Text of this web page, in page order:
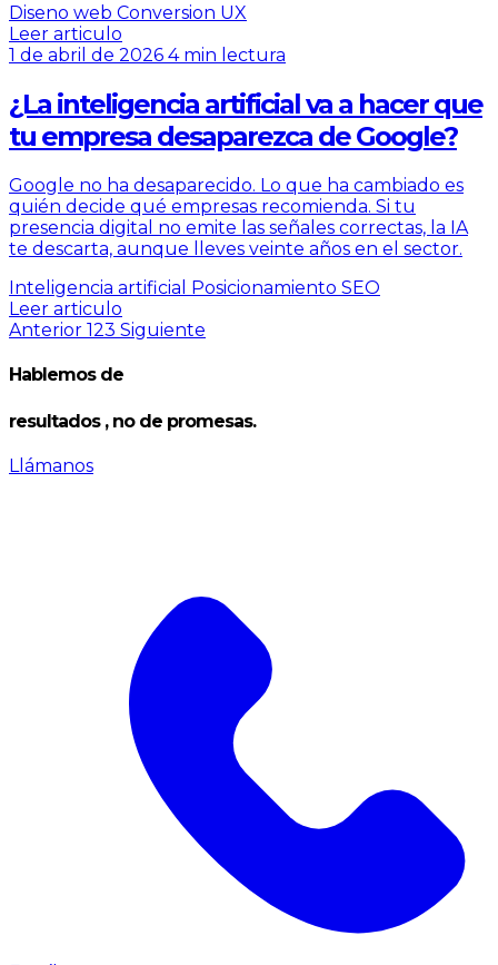
Diseno web Conversion UX
Leer articulo
1 de abril de 2026 4 min lectura
¿La inteligencia artificial va a hacer que
tu empresa desaparezca de Google?
Google no ha desaparecido. Lo que ha cambiado es
quién decide qué empresas recomienda. Si tu
presencia digital no emite las señales correctas, la IA
te descarta, aunque lleves veinte años en el sector.
Inteligencia artificial Posicionamiento SEO
Leer articulo
Anterior 123 Siguiente
Hablemos de
resultados , no de promesas.
Llámanos